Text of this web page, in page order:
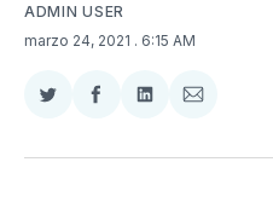
ADMIN USER
marzo 24, 2021 . 6:15 AM
Compartir
Twitter
Compartir
Facebook
Compartir
LinkedIn
Compartir
Email